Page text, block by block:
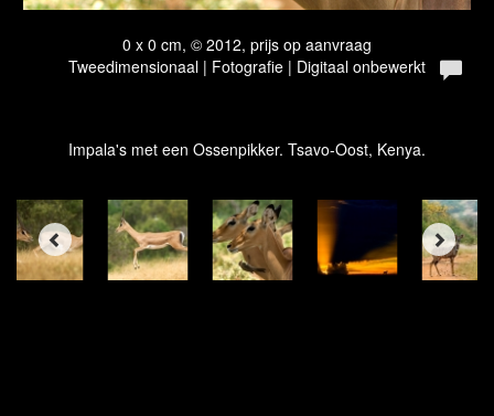
0 x 0 cm, © 2012, prijs op aanvraag
Tweedimensionaal | Fotografie | Digitaal onbewerkt
Impala's met een Ossenpikker. Tsavo-Oost, Kenya.